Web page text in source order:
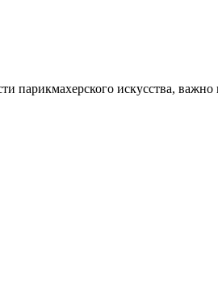
парикмахерского искусства,